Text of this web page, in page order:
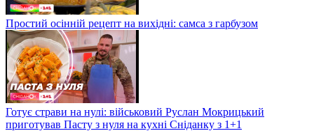
Простий осінній рецепт на вихідні: самса з гарбузом
Готує страви на нулі: військовий Руслан Мокрицький
приготував Пасту з нуля на кухні Сніданку з 1+1